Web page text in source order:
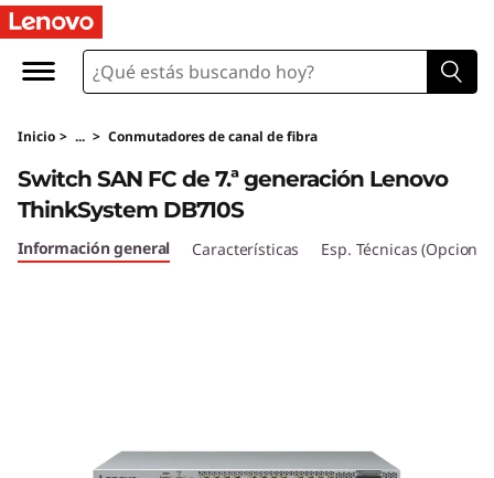
S
w
h
Inicio > ... > Conmutadores de canal de fibra
Switch SAN FC de 7.ª generación Lenovo
ThinkSystem DB710S
Información general Características Esp. Técnicas